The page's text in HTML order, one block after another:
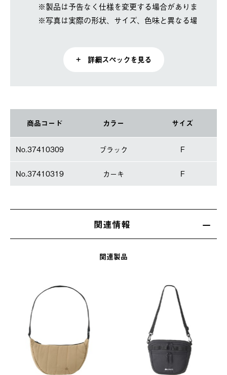
※製品は予告なく仕様を変更する場合があります。
※写真は実際の形状、サイズ、色味と異なる場合があ
+ 詳細スペックを見る
商品コード カラー サイズ
No.37410309 ブラック F
No.37410319 カーキ F
関連情報
関連製品